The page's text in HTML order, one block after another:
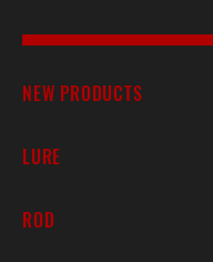
NEW PRODUCTS
LURE
ROD